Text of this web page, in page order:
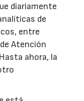
diariamente
de
entre
Atención
ahora, la